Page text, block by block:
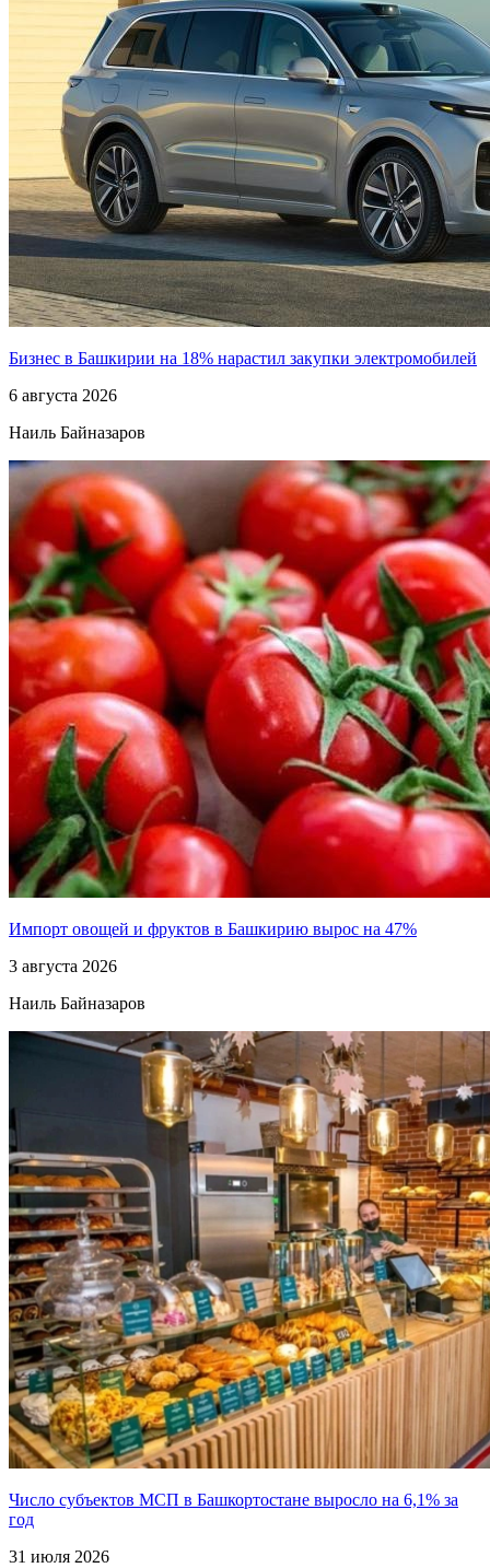
Бизнес в Башкирии на 18% нарастил закупки электромобилей
6 августа 2026
Наиль Байназаров
Импорт овощей и фруктов в Башкирию вырос на 47%
3 августа 2026
Наиль Байназаров
Число субъектов МСП в Башкортостане выросло на 6,1% за
год
31 июля 2026